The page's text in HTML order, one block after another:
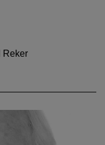
Reker